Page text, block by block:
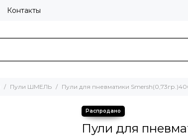
Контакты
Пули ШМЕЛЬ Пули для пневматики
Пули для